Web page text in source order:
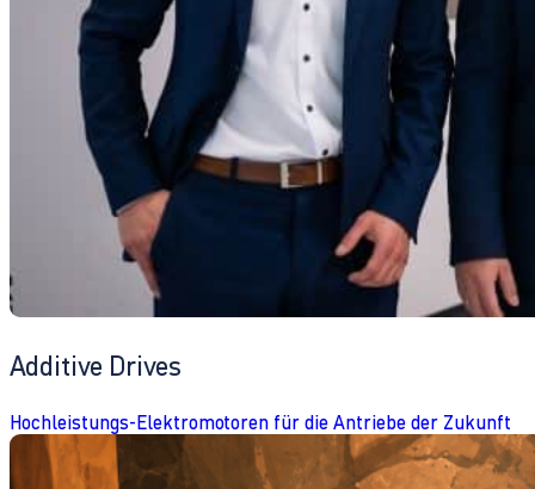
Additive Drives
Hochleistungs-Elektromotoren für die Antriebe der Zukunft